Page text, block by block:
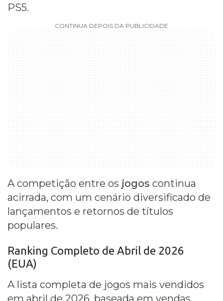
PS5.
CONTINUA DEPOIS DA PUBLICIDADE
A competição entre os jogos continua
acirrada, com um cenário diversificado de
lançamentos e retornos de títulos
populares.
Ranking Completo de Abril de 2026
(EUA)
A lista completa de jogos mais vendidos
em abril de 2026, baseada em vendas